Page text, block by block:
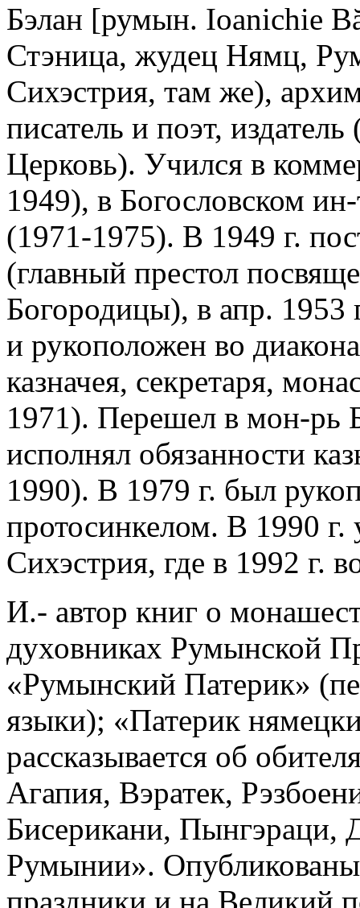
Бэлан [румын. Ioanichie
Стэница, жудец Нямц,
Сихэстрия, там же),
писатель и поэт,
Церковь). Учился в
1949), в Богословском
(1971-1975). В 1949 г.
(главный престол
Богородицы), в апр.
и рукоположен во
казначея, секретаря,
1971). Перешел в мон-рь
исполнял обязанности
1990). В 1979 г. был
протосинкелом. В 1990
Сихэстрия, где в 1992 г.
И.- автор книг о
духовниках Румынской
«Румынский Патерик»
языки); «Патерик
рассказывается об
Агапия, Вэратек,
Бисерикани,
Румынии».
праздники и на Великий